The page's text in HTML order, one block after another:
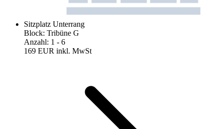
Sitzplatz Unterrang
Block: Tribüne G
Anzahl: 1 - 6
169 EUR inkl. MwSt